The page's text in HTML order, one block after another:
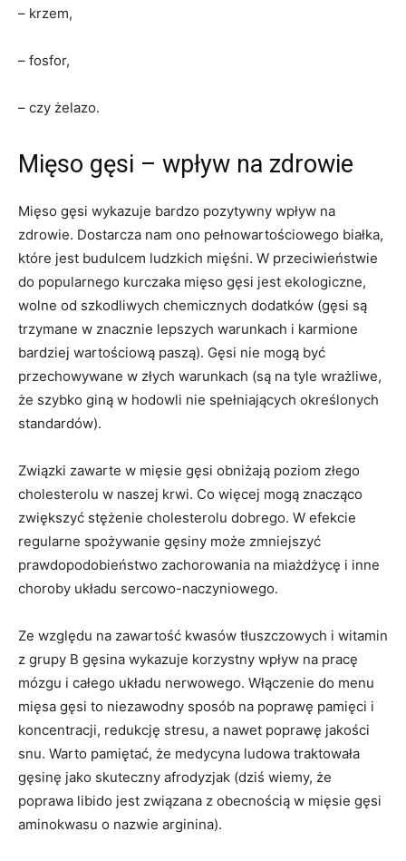
– krzem,
– fosfor,
– czy żelazo.
Mięso gęsi – wpływ na zdrowie
Mięso gęsi wykazuje bardzo pozytywny wpływ na
zdrowie. Dostarcza nam ono pełnowartościowego białka,
które jest budulcem ludzkich mięśni. W przeciwieństwie
do popularnego kurczaka mięso gęsi jest ekologiczne,
wolne od szkodliwych chemicznych dodatków (gęsi są
trzymane w znacznie lepszych warunkach i karmione
bardziej wartościową paszą). Gęsi nie mogą być
przechowywane w złych warunkach (są na tyle wrażliwe,
że szybko giną w hodowli nie spełniających określonych
standardów).
Związki zawarte w mięsie gęsi obniżają poziom złego
cholesterolu w naszej krwi. Co więcej mogą znacząco
zwiększyć stężenie cholesterolu dobrego. W efekcie
regularne spożywanie gęsiny może zmniejszyć
prawdopodobieństwo zachorowania na miażdżycę i inne
choroby układu sercowo-naczyniowego.
Ze względu na zawartość kwasów tłuszczowych i witamin
z grupy B gęsina wykazuje korzystny wpływ na pracę
mózgu i całego układu nerwowego. Włączenie do menu
mięsa gęsi to niezawodny sposób na poprawę pamięci i
koncentracji, redukcję stresu, a nawet poprawę jakości
snu. Warto pamiętać, że medycyna ludowa traktowała
gęsinę jako skuteczny afrodyzjak (dziś wiemy, że
poprawa libido jest związana z obecnością w mięsie gęsi
aminokwasu o nazwie arginina).